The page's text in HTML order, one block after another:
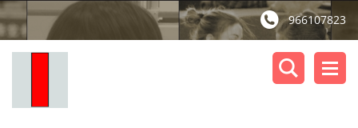
966107823